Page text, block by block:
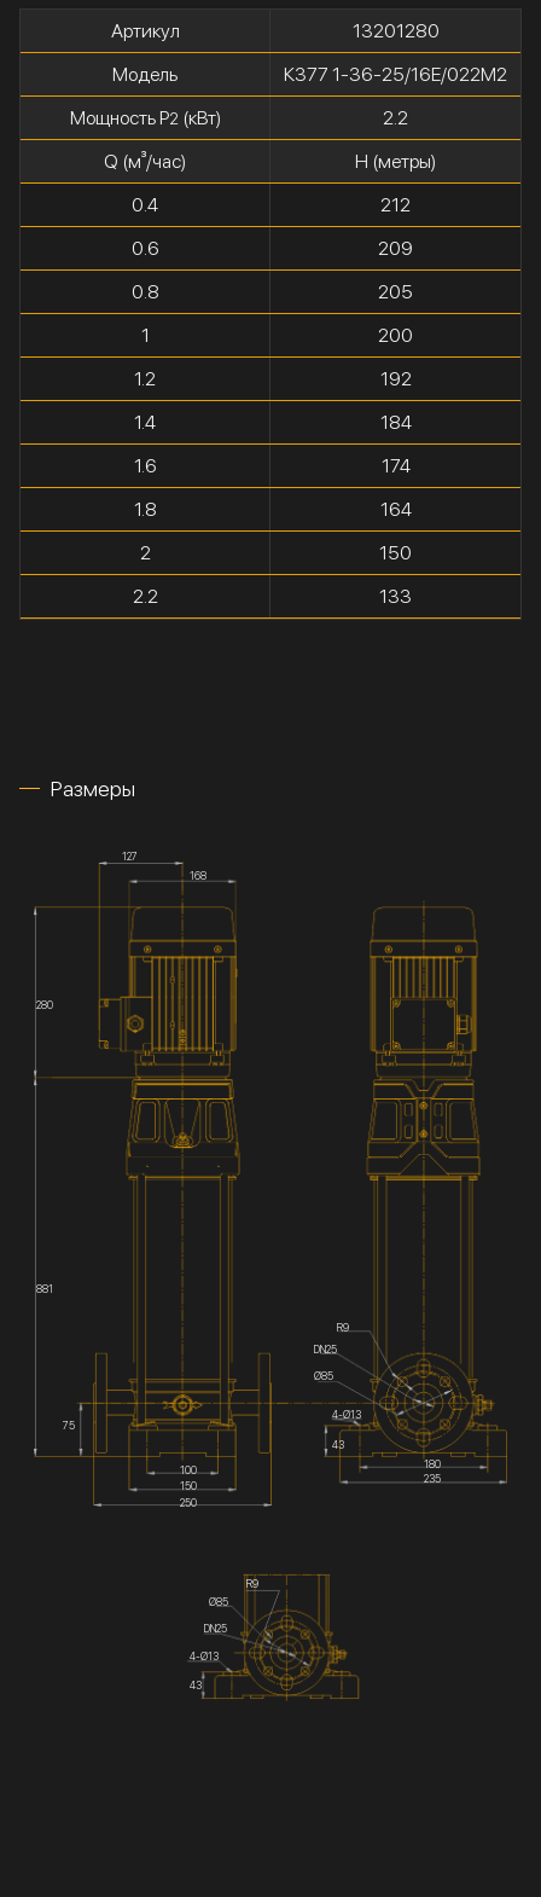
Артикул
13201280
Модель
К377 1-36-25/16Е/022М2
Мощность P2(кВт)
2.2
Q (м³/час)
H (метры)
0.4
212
0.6
209
0.8
205
1
200
1.2
192
1.4
184
1.6
174
1.8
164
2
150
2.2
133
Размеры
DN25
127
168
280
881
75
100
150
250
180
235
43
4-Ø13
Ø85
R9
DN25
R9
Ø85
4-Ø13
43